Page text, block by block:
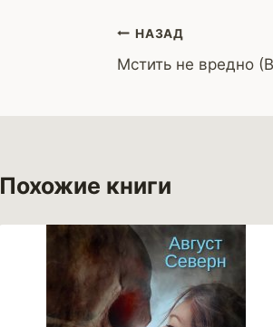
Навигация
по
НАЗАД
Мстить не вредно
Похожие книги